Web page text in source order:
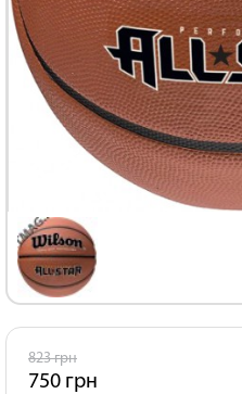
823 грн
750 грн